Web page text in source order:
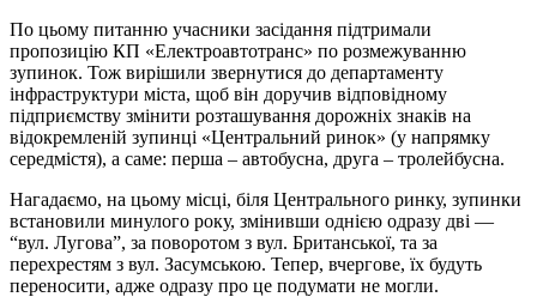
По цьому питанню учасники засідання підтримали
пропозицію КП «Електроавтотранс» по розмежуванню
зупинок. Тож вирішили звернутися до департаменту
інфраструктури міста, щоб він доручив відповідному
підприємству змінити розташування дорожніх знаків на
відокремленій зупинці «Центральний ринок» (у напрямку
середмістя), а саме: перша – автобусна, друга – тролейбусна.
Нагадаємо, на цьому місці, біля Центрального ринку, зупинки
встановили минулого року, змінивши однією одразу дві —
“вул. Лугова”, за поворотом з вул. Британської, та за
перехрестям з вул. Засумською. Тепер, вчергове, їх будуть
переносити, адже одразу про це подумати не могли.